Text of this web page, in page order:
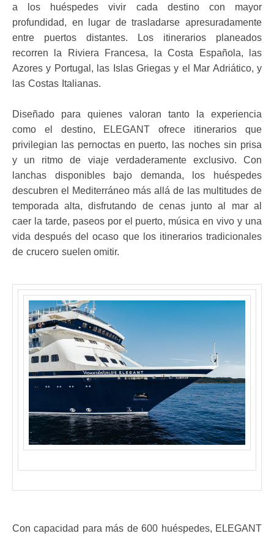
a los huéspedes vivir cada destino con mayor
profundidad, en lugar de trasladarse apresuradamente
entre puertos distantes. Los itinerarios planeados
recorren la Riviera Francesa, la Costa Española, las
Azores y Portugal, las Islas Griegas y el Mar Adriático, y
las Costas Italianas.
Diseñado para quienes valoran tanto la experiencia
como el destino, ELEGANT ofrece itinerarios que
privilegian las pernoctas en puerto, las noches sin prisa
y un ritmo de viaje verdaderamente exclusivo. Con
lanchas disponibles bajo demanda, los huéspedes
descubren el Mediterráneo más allá de las multitudes de
temporada alta, disfrutando de cenas junto al mar al
caer la tarde, paseos por el puerto, música en vivo y una
vida después del ocaso que los itinerarios tradicionales
de crucero suelen omitir.
Con capacidad para más de 600 huéspedes, ELEGANT